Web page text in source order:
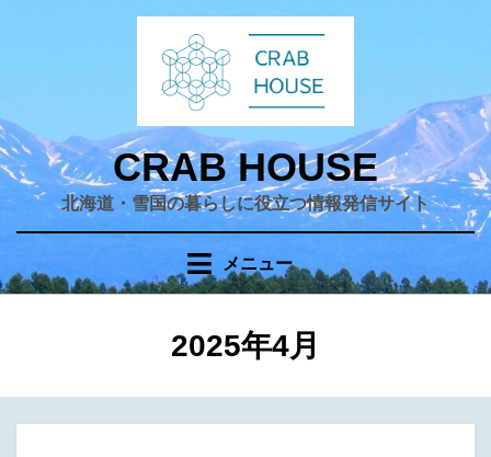
ツ
へ
移
動
CRAB HOUSE
北海道・雪国の暮らしに役立つ情報発信サイト
メニュー
月
:
2025年4月